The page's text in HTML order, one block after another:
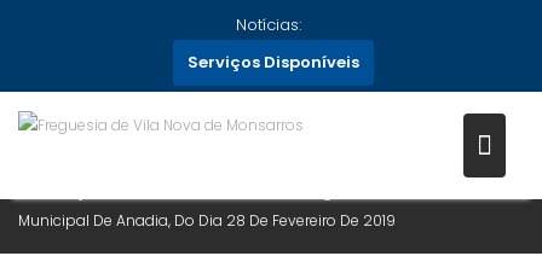
Notícias:
Serviços Disponíveis
DA JUNTA DE FREGUESIA NA
ASSEMBLEIA MUNICIPAL DE
ANADIA, DO DIA 28 DE
FEVEREIRO DE 2019
Municipal De Anadia, Do Dia 28 De Fevereiro De 2019